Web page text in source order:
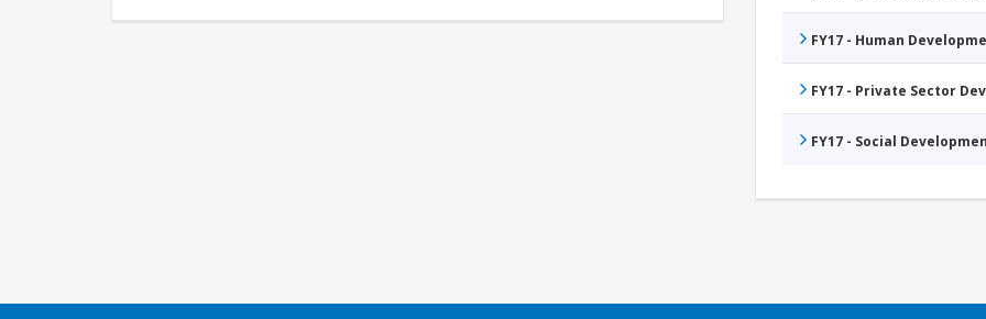
FY17 - Human
FY17 - Private Sector
FY17 - Social